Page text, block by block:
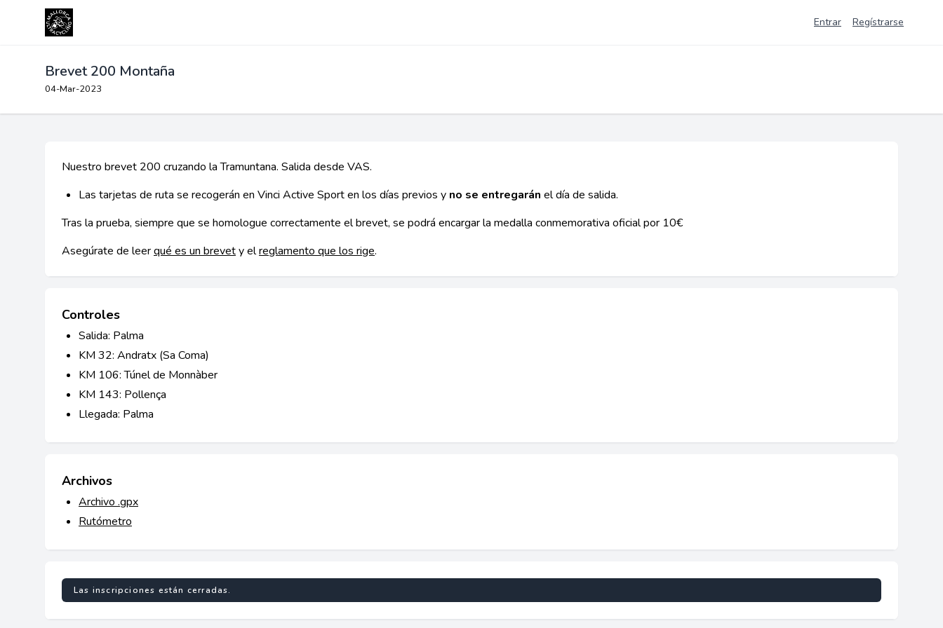
Entrar Regístrarse
Brevet 200 Montaña
04-Mar-2023
Nuestro brevet 200 cruzando la Tramuntana. Salida desde VAS.
Las tarjetas de ruta se recogerán en Vinci Active Sport en los días previos y no se entregarán el día de salida.
Tras la prueba, siempre que se homologue correctamente el brevet, se podrá encargar la medalla conmemorativa oficial por 10€
Asegúrate de leerqué es un brevety elreglamento que los rige.
Controles
Salida: Palma
KM 32: Andratx (Sa Coma)
KM 106: Túnel de Monnàber
KM 143: Pollença
Llegada: Palma
Archivos
Archivo .gpx
Rutómetro
Las inscripciones están cerradas.